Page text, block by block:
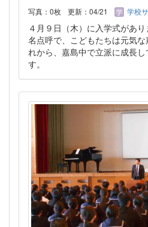
写真：0枚 更新：04/21 学校
４月９日（木）に入学式があ
名点呼で、こどもたちは元気
れから、嘉島中で立派に成長
す。